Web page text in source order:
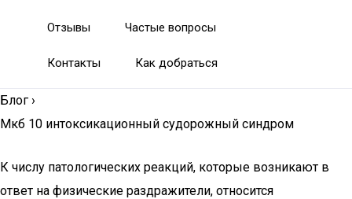
Отзывы Частые вопросы
Контакты Как добраться
Блог ›
Мкб 10 интоксикационный судорожный синдром
К числу патологических реакций, которые возникают в
ответ на физические раздражители, относится